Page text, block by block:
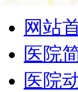
网站
医院
医院